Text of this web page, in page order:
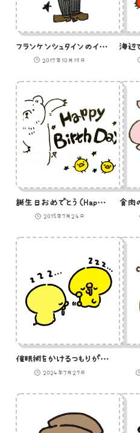
フランケンシュタインのイラスト
2017年10月19日
誕生日おめでとう（Happy Birthday）用のイラスト
2015年7月24日
催眠術をかけるつもりが自分もかかるひよこ
2024年7月27日